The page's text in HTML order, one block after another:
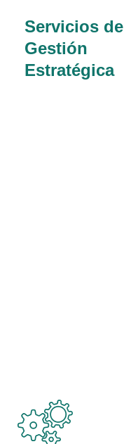
Servicios de
Gestión
Estratégica